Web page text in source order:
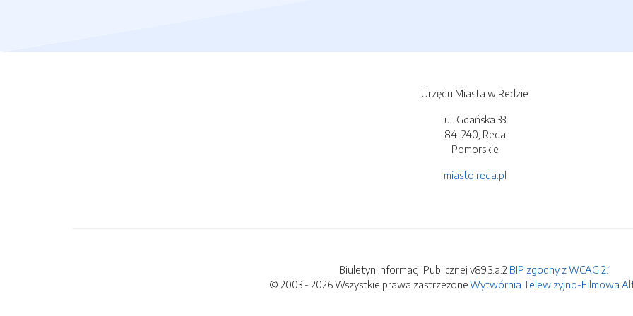
Urzędu Miasta w Redzie
ul. Gdańska 33
84-240, Reda
Pomorskie
miasto.reda.pl
Biuletyn Informacji Publicznej v89.3.a.2 BIP zgodny z WCAG 2.1
© 2003 - 2026 Wszystkie prawa zastrzeżone.Wytwórnia Telewizyjno-Filmowa